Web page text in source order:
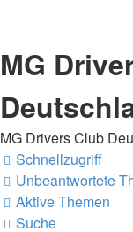
MG
MG Drivers Club
Schnellzugriff
Unbeantwortete
Aktive Themen
Suche